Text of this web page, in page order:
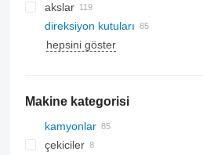
akslar
direksiyon kutuları
hepsini göster
Makine kategorisi
kamyonlar
çekiciler